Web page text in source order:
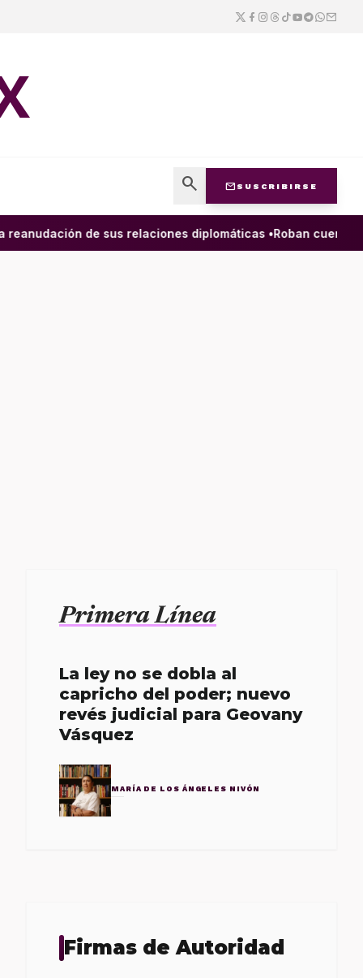
search mail SUSCRIBIRSE
de sus relaciones diplomáticas •Roban cuenta
Primera Línea
La ley no se dobla al
capricho del poder; nuevo
revés judicial para Geovany
Vásquez
MARÍA DE LOS ÁNGELES NIVÓN
Firmas de Autoridad